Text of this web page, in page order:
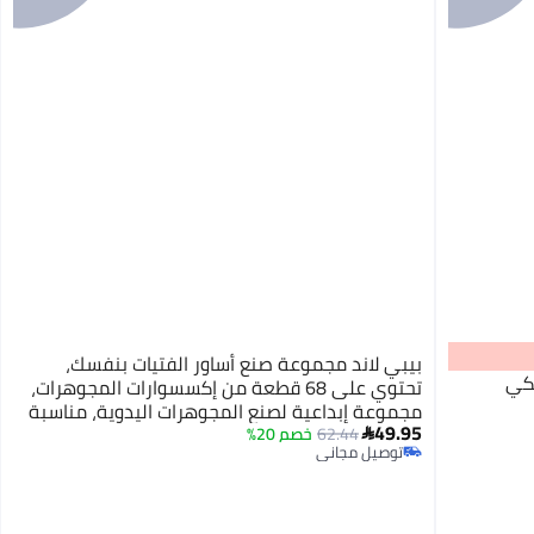
بيبي لاند مجموعة صنع أساور الفتيات بنفسك،
تحتوي على 68 قطعة من إكسسوارات المجوهرات،
مجموعة إبداعية لصنع المجوهرات اليدوية، مناسبة
كهدية في أعياد الميلاد والمناسبات، معبأة في
صندوق هدايا
49.95
62.44 خصم 20%
توصيل مجاني
توصيل مجاني